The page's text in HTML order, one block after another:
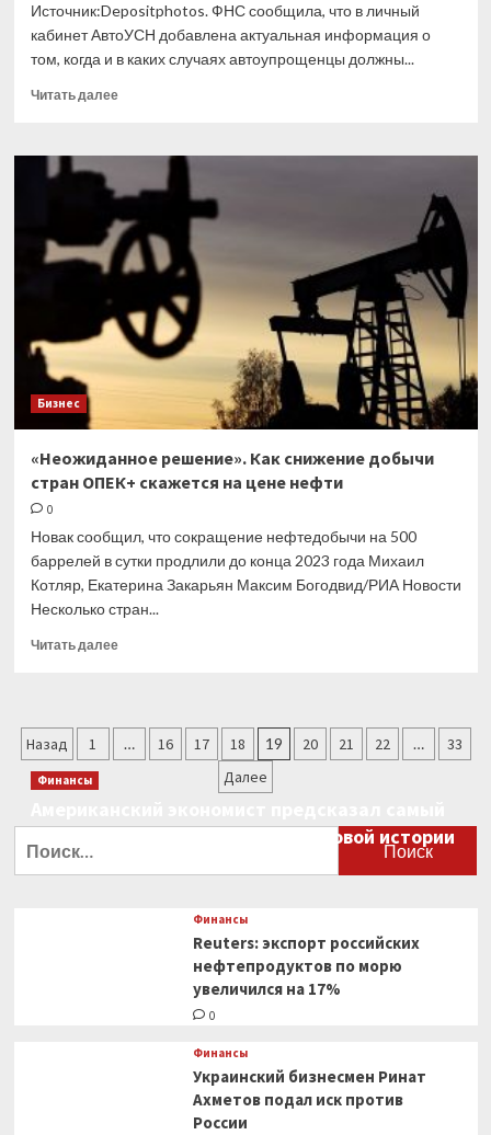
Источник:Depositphotos. ФНС сообщила, что в личный
кабинет АвтоУСН добавлена актуальная информация о
том, когда и в каких случаях автоупрощенцы должны...
Читать далееПрочитать
В
кабинете
плательщика
АУСН
появилась
полезная
шпаргалка
Бизнес
«Неожиданное решение». Как снижение добычи
стран ОПЕК+ скажется на цене нефти
0
Новак сообщил, что сокращение нефтедобычи на 500
баррелей в сутки продлили до конца 2023 года Михаил
Котляр, Екатерина Закарьян Максим Богодвид/РИА Новости
Несколько стран...
Читать далееПрочитать
решение».
Как
ОПЕК+
на цене
Пагинация
записей
Назад 1 … 16 17 18 19 20 21 22 …
33
Далее
Финансы
большой финансовый крах в мировой истории
Финансы
Reuters: экспорт российских
нефтепродуктов по морю
увеличился на 17%
0
Финансы
Украинский бизнесмен Ринат
Ахметов подал иск против
России